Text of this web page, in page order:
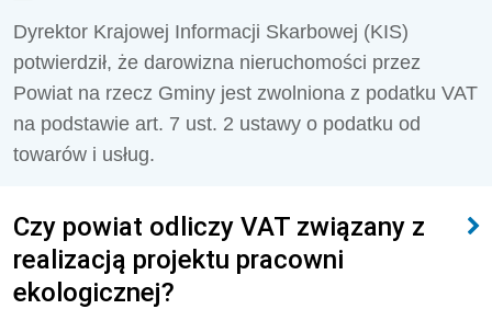
Dyrektor Krajowej Informacji Skarbowej (KIS)
potwierdził, że darowizna nieruchomości przez
Powiat na rzecz Gminy jest zwolniona z podatku VAT
na podstawie art. 7 ust. 2 ustawy o podatku od
towarów i usług.
Czy powiat odliczy VAT związany z
realizacją projektu pracowni
ekologicznej?